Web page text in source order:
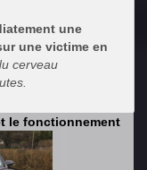
une
une victime en
cerveau
le fonctionnement